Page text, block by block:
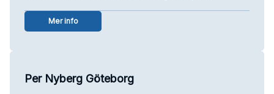
Mer info
Per Nyberg Göteborg